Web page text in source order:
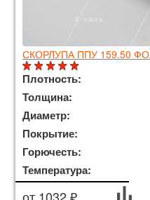
СКОРЛУПА ППУ 159.50
Плотность:
Толщина:
Диаметр:
Покрытие:
Горючесть:
Температура: